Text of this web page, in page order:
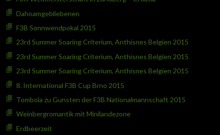
Dahoamgebliebenen
F3B Sonnwendpokal 2015
23rd Summer Soaring Criterium, Anthisnes Belgien 2015
23rd Summer Soaring Criterium, Anthisnes Belgien 2015
23rd Summer Soaring Criterium, Anthisnes Belgien 2015
8. International F3B Cup Brno 2015
Tombola zu Gunsten der F3B Nationalmannschaft 2015
Weinbergromantik mit Minilandezone
Erdbeerzeit